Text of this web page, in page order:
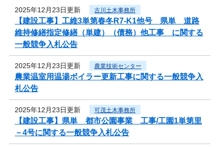
2025年12月23日更新 古川土木事務所
【建設工事】工維3単第春冬R7-K1他号 県単 道路
維持修繕指定修繕（単建）（債務）他工事 に関する
一般競争入札公告
2025年12月23日更新 農業技術センター
農業温室用温湯ボイラー更新工事に関する一般競争入
札公告
2025年12月23日更新 可茂土木事務所
【建設工事】県単 都市公園事業 工事/工園1単第里
－4号に関する一般競争入札公告